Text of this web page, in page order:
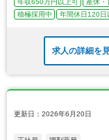
年収650万円以上可 産休・
積極採用中
年間休日120日
求人の詳細を
更新日：2026年6月20日